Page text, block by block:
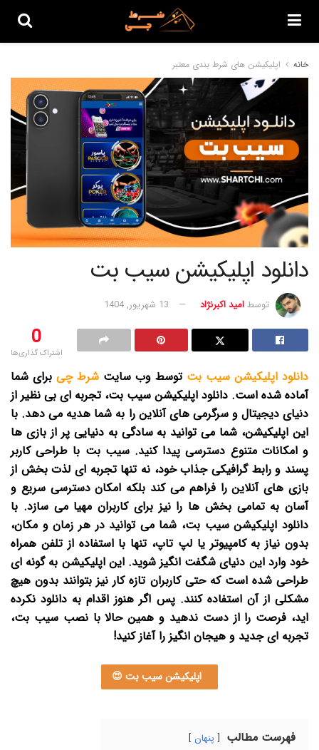
خانه اپلیکیشن های شرط بندی معتبر
دانلود اپلیکیشن سیب بت
توسطامید اکبرنژاد 13 شهریور, 1404
0
اشتراک گذاری‌ها
دانلود اپلیکیشن سیب بتتوسط وب سایت شرط چی برای شما
آماده شده است. دانلود اپلیکیشن سیب بت، تجربه ای بی نظیر از
دنیای دیجیتال و سرگرمی های آنلاین را به شما هدیه می دهد. با
این اپلیکیشن، شما می توانید به سادگی به دنیایی پر از بازی ها
و امکانات متنوع دسترسی پیدا کنید. سیب بت با طراحی کاربر
پسند و رابط گرافیکی جذاب خود، نه تنها تجربه ای لذت بخش از
بازی های آنلاین را فراهم می کند بلکه امکان دسترسی سریع و
آسان به تمامی بخش ها را نیز برای کاربران مهیا می سازد. با
دانلود اپلیکیشن سیب بت، شما می توانید در هر زمان و مکان،
بدون نیاز به کامپیوتر یا لپ تاپ، تنها با استفاده از تلفن همراه
خود وارد این دنیای شگفت انگیز شوید. این اپلیکیشن به گونه ای
طراحی شده است که حتی کاربران تازه کار نیز بتوانند بدون هیچ
مشکلی از آن استفاده کنند. پس اگر هنوز اقدام به دانلود نکرده
اید، فرصت را از دست ندهید و همین حالا با نصب سیب بت،
تجربه ای جدید و هیجان انگیز را آغاز کنید!
اپلیکیشن سیب بت 😍
فهرست مطالب پنهان